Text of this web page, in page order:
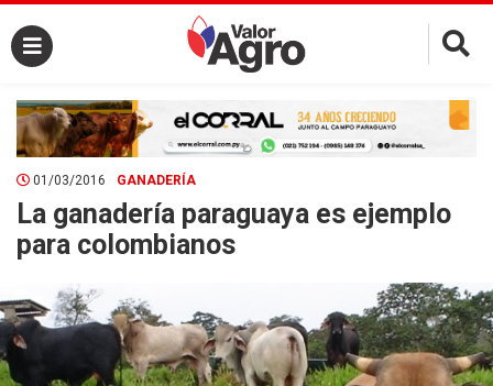
×
01/03/2016 GANADERÍA
La ganadería paraguaya es ejemplo
para colombianos